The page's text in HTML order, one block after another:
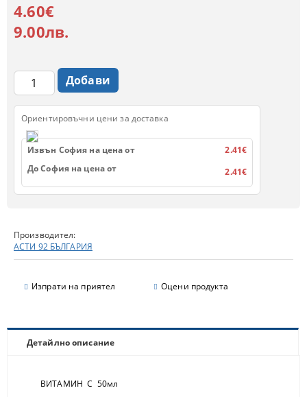
Производител:
АСТИ 92 БЪЛГАРИЯ
Изпрати на приятел Оцени продукта
4.60€
9.00лв.
Ориентировъчни цени за доставка
Извън София на цена от
2.41€
До София на цена от
2.41€
Детайлно описание
ВИТАМИН С 50мл